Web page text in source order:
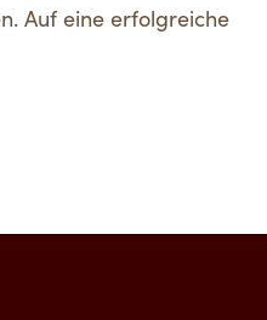
Auf eine erfolgreiche